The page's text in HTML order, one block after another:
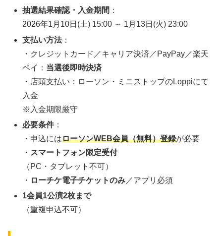
抽選結果確認・入金期間 ：
2026年1月10日(土) 15:00 ～ 1月13日(火) 23:00
支払い方法：
・クレジットカード／キャリア決済／PayPay／楽天
ペイ： 当選後即時決済
・店頭支払い：ローソン・ミニストップのLoppiにて
入金
※入金期限厳守
必要条件：
・申込にはローソンWEB会員（無料）登録が必要
・ スマートフォン限定受付
（PC・タブレット不可）
・ ローチケ電子チケットのみ ／アプリ必須
1会員1公演2枚まで
（重複申込不可）